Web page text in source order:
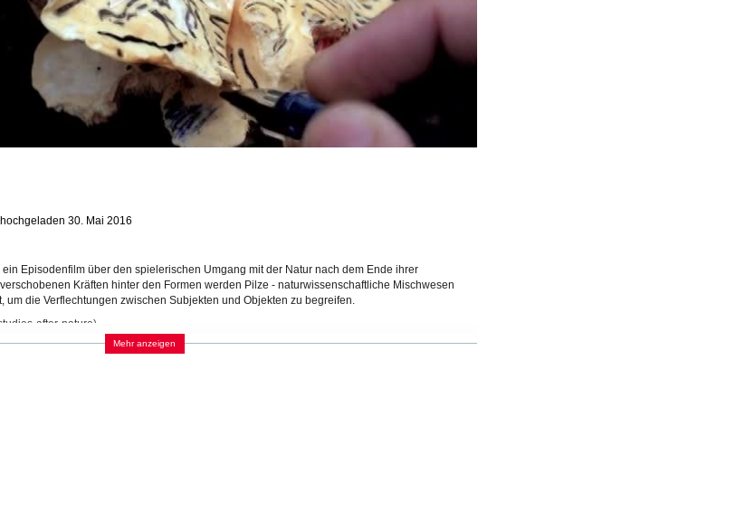
hochgeladen 30. Mai 2016
Episodenfilm über den spielerischen Umgang mit der Natur nach dem Ende ihrer
Kräften hinter den Formen werden Pilze - naturwissenschaftliche Mischwesen
um die Verflechtungen zwischen Subjekten und Objekten zu begreifen.
after-nature)
KATEGORIEN:
Mehr anzeigen